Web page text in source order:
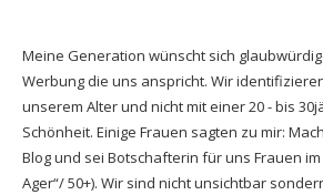
Meine Generation wünscht sich
Werbung die uns anspricht. Wir
unserem Alter und nicht mit einer 20 - bis
Schönheit. Einige Frauen sagten zu mir:
Blog und sei Botschafterin für uns Frauen
Ager“/ 50+). Wir sind nicht unsichtbar